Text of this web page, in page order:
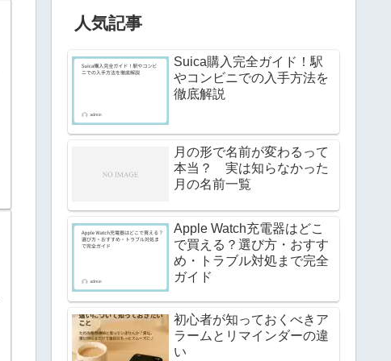
人気記事
Suica購入完全ガイド！駅
やコンビニでの入手方法を
徹底解説
月の形で名前が変わるって
本当？ 実は知らなかった
月の名前一覧
Apple Watch充電器はどこ
で買える？選び方・おすす
め・トラブル対処まで完全
ガイド
初心者が知っておくべきア
ラームとリマインダーの違
い